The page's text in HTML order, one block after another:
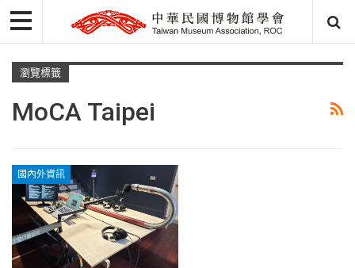
瀏覽標籤
MoCA Taipei
國內外資訊